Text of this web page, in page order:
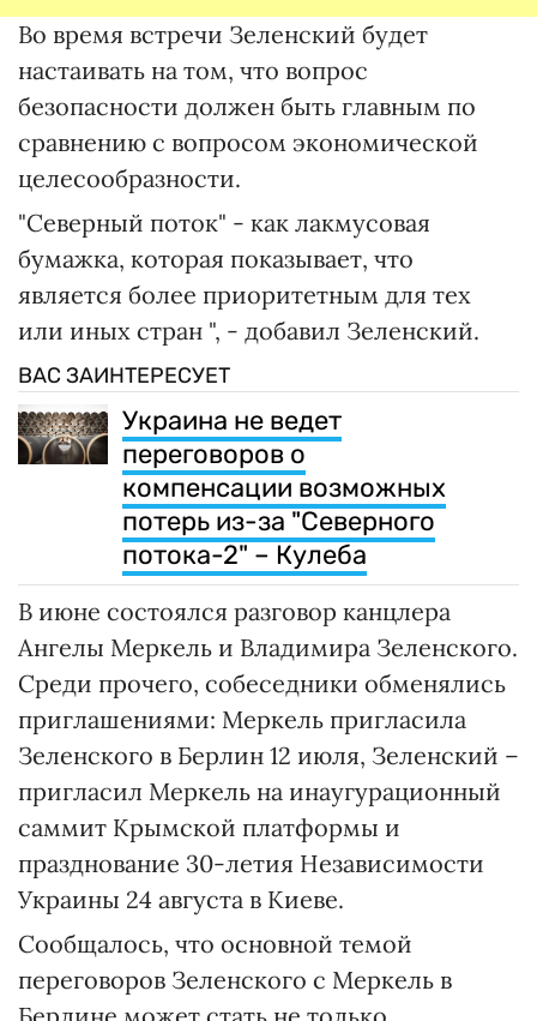
Во время встречи Зеленский будет
настаивать на том, что вопрос
безопасности должен быть главным по
сравнению с вопросом экономической
целесообразности.
"Северный поток" - как лакмусовая
бумажка, которая показывает, что
является более приоритетным для тех
или иных стран ", - добавил Зеленский.
ВАС ЗАИНТЕРЕСУЕТ
Украина не ведет
переговоров о
компенсации возможных
потерь из-за "Северного
потока-2" – Кулеба
В июне состоялся разговор канцлера
Ангелы Меркель и Владимира Зеленского.
Среди прочего, собеседники обменялись
приглашениями: Меркель пригласила
Зеленского в Берлин 12 июля, Зеленский –
пригласил Меркель на инаугурационный
саммит Крымской платформы и
празднование 30-летия Независимости
Украины 24 августа в Киеве.
Сообщалось, что основной темой
переговоров Зеленского с Меркель в